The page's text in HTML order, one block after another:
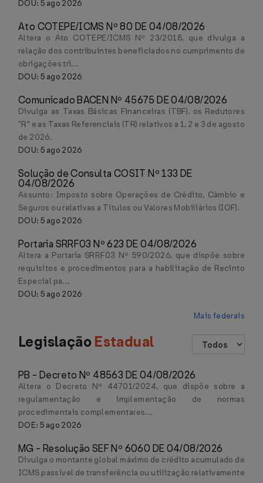
DOU: 5 ago 2026
Ato COTEPE/ICMS Nº 80 DE 04/08/2026
Altera o Ato COTEPE/ICMS Nº 23/2018, que divulga a
relação dos contribuintes beneficiados no cumprimento de
obrigações tri...
DOU: 5 ago 2026
Comunicado BACEN Nº 45675 DE 04/08/2026
Divulga as Taxas Básicas Financeiras (TBF), os Redutores
"R" e as Taxas Referenciais (TR) relativos a 1, 2 e 3 de agosto
de 2026.
DOU: 5 ago 2026
Solução de Consulta COSIT Nº 133 DE
04/08/2026
Assunto: Imposto sobre Operações de Crédito, Câmbio e
Seguros ou relativas a Títulos ou Valores Mobiliários (IOF).
DOU: 5 ago 2026
Portaria SRRF03 Nº 623 DE 04/08/2026
Altera a Portaria SRRF03 Nº 590/2026, que dispõe sobre
requisitos e procedimentos para a habilitação de Recinto
Especial pa...
DOU: 5 ago 2026
Mais federais
LegislaçãoEstadual
PB - Decreto Nº 48563 DE 04/08/2026
Altera o Decreto Nº 44701/2024, que dispõe sobre a
regulamentação e implementação de normas
procedimentais complementares...
DOE: 5 ago 2026
MG - Resolução SEF Nº 6060 DE 04/08/2026
Divulga o montante global máximo de crédito acumulado de
ICMS passível de transferência ou utilização relativamente